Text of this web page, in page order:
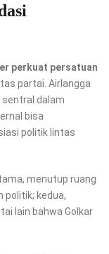
perkuat persatuan
partai. Airlangga
sentral dalam
bisa
politik lintas
menutup ruang
politik; kedua,
lain bahwa Golkar